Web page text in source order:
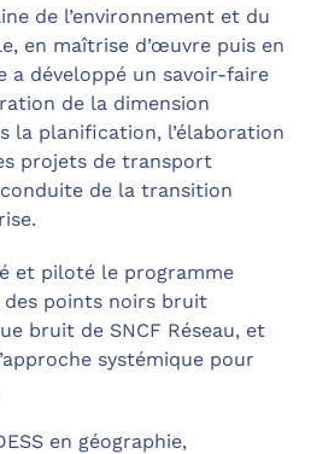
de l’environnement et du
en maîtrise d’œuvre puis en
a développé un savoir-faire
de la dimension
la planification, l’élaboration
projets de transport
de la transition
et piloté le programme
points noirs bruit
bruit de SNCF Réseau, et
systémique pour
en géographie,